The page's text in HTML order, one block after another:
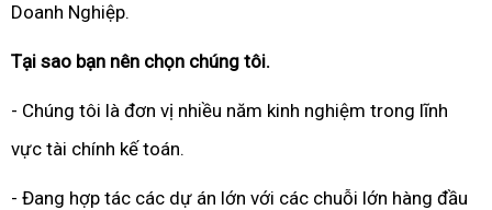
Doanh Nghiệp.
Tại sao bạn nên chọn chúng tôi.
- Chúng tôi là đơn vị nhiều năm kinh nghiệm trong lĩnh
vực tài chính kế toán.
- Đang hợp tác các dự án lớn với các chuỗi lớn hàng đầu